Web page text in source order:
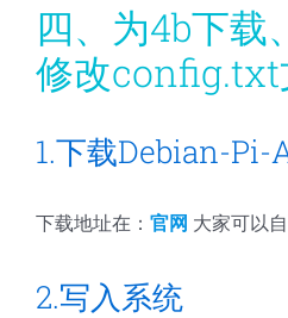
四、为4b下载
修改config.txt
1.下载Debian-Pi-
下载地址在： 官网 大家可以
2.写入系统